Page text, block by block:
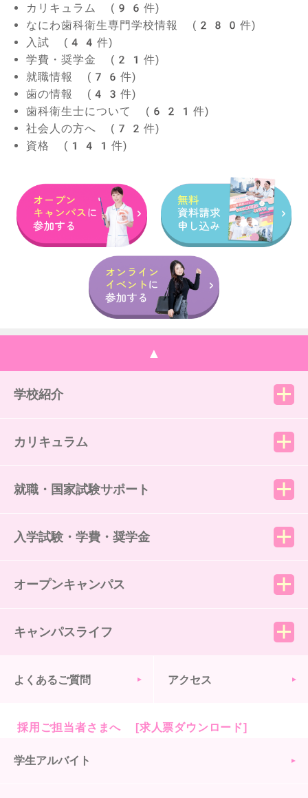
カリキュラム (96件)
なにわ歯科衛生専門学校情報 (280件)
入試 (44件)
学費・奨学金 (21件)
就職情報 (76件)
歯の情報 (43件)
歯科衛生士について (621件)
社会人の方へ (72件)
資格 (141件)
▲
学校紹介
カリキュラム
就職・国家試験サポート
入学試験・学費・奨学金
オープンキャンパス
キャンパスライフ
よくあるご質問 アクセス
採用ご担当者さまへ [求人票ダウンロード]
学生アルバイト